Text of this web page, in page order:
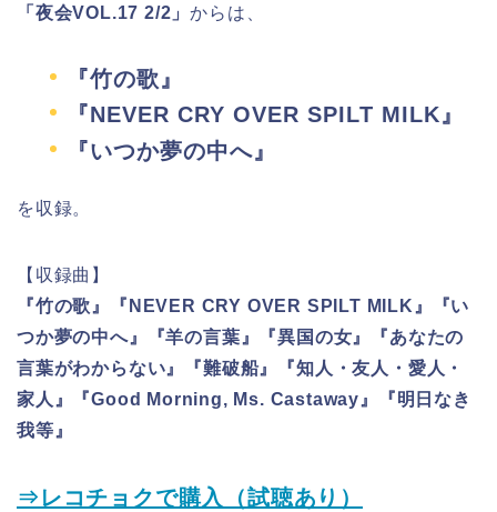
「夜会VOL.17 2/2」からは、
『竹の歌』
『NEVER CRY OVER SPILT MILK』
『いつか夢の中へ』
を収録。
【収録曲】
『竹の歌』『NEVER CRY OVER SPILT MILK』『い
つか夢の中へ』『羊の言葉』『異国の女』『あなたの
言葉がわからない』『難破船』『知人・友人・愛人・
家人』『Good Morning, Ms. Castaway』『明日なき
我等』
⇒レコチョクで購入（試聴あり）